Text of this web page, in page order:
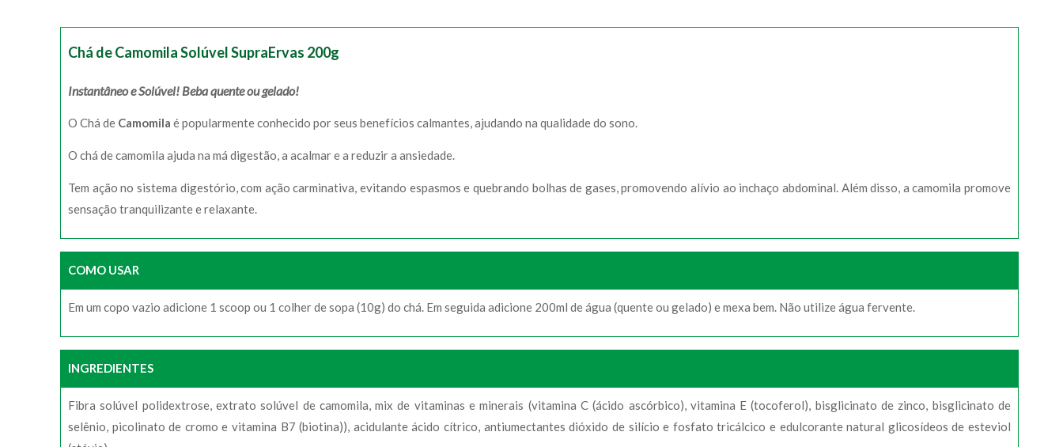
Chá de Camomila Solúvel SupraErvas 200g
Instantâneo e Solúvel! Beba quente ou gelado!
O Chá de Camomila é popularmente conhecido por seus benefícios calmantes, ajudando na qualidade do sono.
O chá de camomila ajuda na má digestão, a acalmar e a reduzir a ansiedade.
Tem ação no sistema digestório, com ação carminativa, evitando espasmos e quebrando bolhas de gases, promovendo alívio ao inchaço abdominal. Além disso, a camomila promove
sensação tranquilizante e relaxante.
COMO USAR
Em um copo vazio adicione 1 scoop ou 1 colher de sopa (10g) do chá. Em seguida adicione 200ml de água (quente ou gelado) e mexa bem. Não utilize água fervente.
INGREDIENTES
Fibra solúvel polidextrose, extrato solúvel de camomila, mix de vitaminas e minerais (vitamina C (ácido ascórbico), vitamina E (tocoferol), bisglicinato de zinco, bisglicinato de
selênio, picolinato de cromo e vitamina B7 (biotina)), acidulante ácido cítrico, antiumectantes dióxido de silício e fosfato tricálcico e edulcorante natural glicosídeos de esteviol